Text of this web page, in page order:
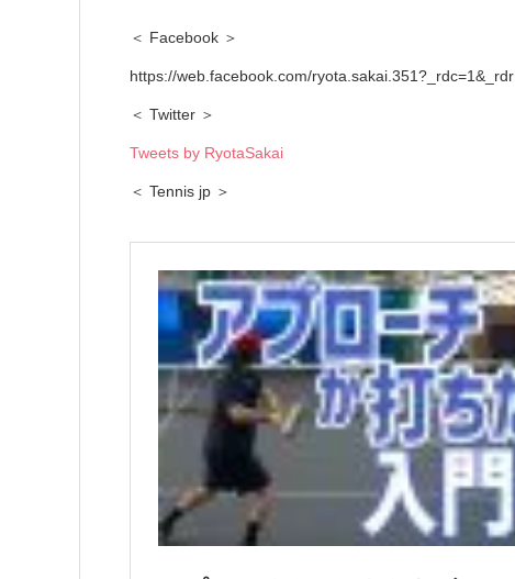
＜ Facebook ＞
https://web.facebook.com/ryota.sakai.351?_rdc=1&_rdr
＜ Twitter ＞
Tweets by RyotaSakai
＜ Tennis jp ＞